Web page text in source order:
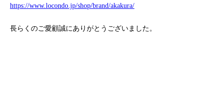
https://www.locondo.jp/shop/brand/akakura/
長らくのご愛顧誠にありがとうございました。